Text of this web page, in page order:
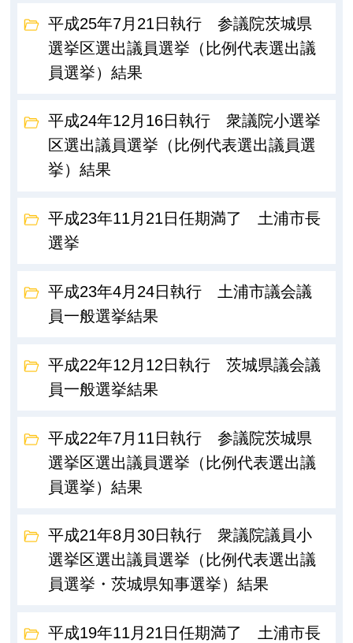
平成25年7月21日執行 参議院茨城県
選挙区選出議員選挙（比例代表選出議
員選挙）結果
平成24年12月16日執行 衆議院小選挙
区選出議員選挙（比例代表選出議員選
挙）結果
平成23年11月21日任期満了 土浦市長
選挙
平成23年4月24日執行 土浦市議会議
員一般選挙結果
平成22年12月12日執行 茨城県議会議
員一般選挙結果
平成22年7月11日執行 参議院茨城県
選挙区選出議員選挙（比例代表選出議
員選挙）結果
平成21年8月30日執行 衆議院議員小
選挙区選出議員選挙（比例代表選出議
員選挙・茨城県知事選挙）結果
平成19年11月21日任期満了 土浦市長